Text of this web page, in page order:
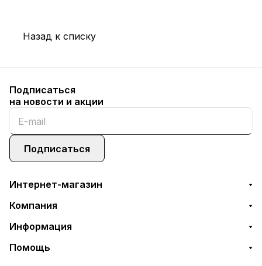
Назад к списку
Подписаться
на новости и акции
Подписаться
Интернет-магазин
Компания
Информация
Помощь